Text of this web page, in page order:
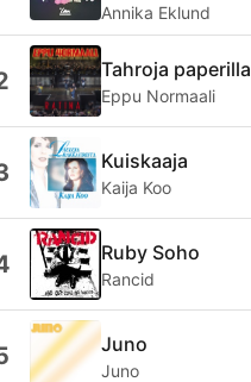
Annika Eklund
Tahroja paperilla
Eppu Normaali
Kuiskaaja
Kaija Koo
Ruby Soho
Rancid
Juno
Juno